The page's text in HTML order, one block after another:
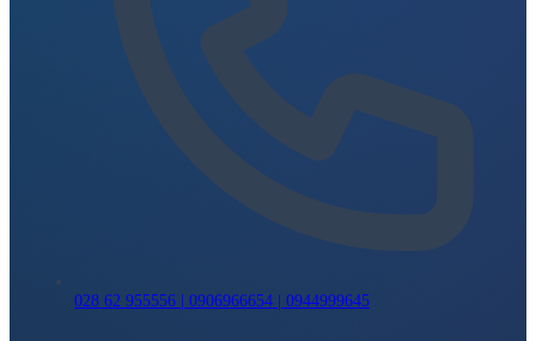
028 62 955556 | 0906966654 | 0944999645